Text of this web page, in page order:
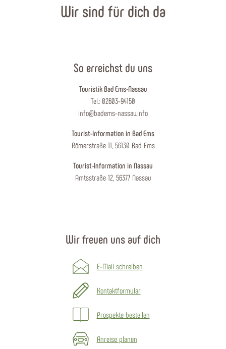
Wir sind für dich da
So erreichst du uns
Touristik Bad Ems-Nassau
Tel.: 02603-94150
info@badems-nassau.info
Tourist-Information in Bad Ems
Römerstraße 11, 56130 Bad Ems
Tourist-Information in Nassau
Amtsstraße 12, 56377 Nassau
Wir freuen uns auf dich
E-Mail schreiben
Kontaktformular
Prospekte bestellen
Anreise planen